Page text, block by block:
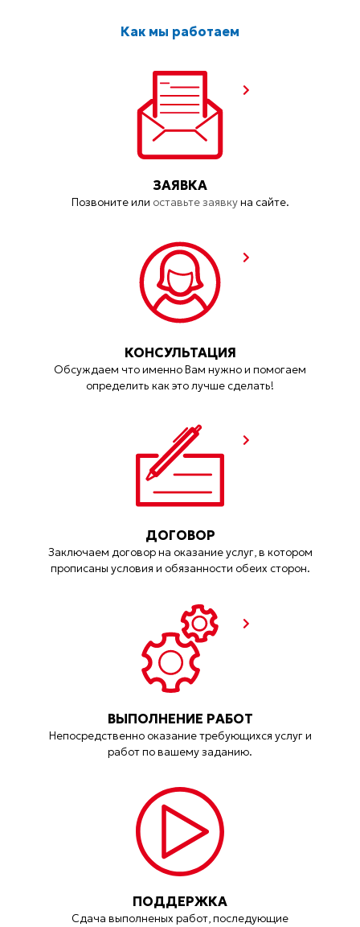
Как мы работаем
ЗАЯВКА
Позвоните или оставьте заявкуна сайте.
КОНСУЛЬТАЦИЯ
Обсуждаем что именно Вам нужно и помогаем
определить как это лучше сделать!
ДОГОВОР
Заключаем договор на оказание услуг, в котором
прописаны условия и обязанности обеих сторон.
ВЫПОЛНЕНИЕ РАБОТ
Непосредственно оказание требующихся услуг и
работ по вашему заданию.
ПОДДЕРЖКА
Сдача выполненых работ, последующие